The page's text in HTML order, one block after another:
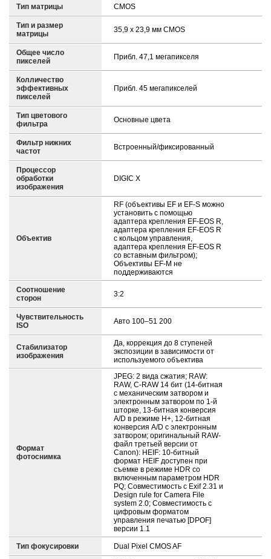
Тип матрицы CMOS
Тип и размер
матрицы
35,9 x 23,9 мм CMOS
Общее число
пикселей
Прибл. 47,1 мегапикселя
Колличество
эффективных
пикселей
Прибл. 45 мегапикселей
Тип цветового
фильтра
Основные цвета
Фильтр нижних
частот
Встроенный/фиксированный
Процессор
обработки
изображения
DIGIC X
Объектив
RF (объективы EF и EF-S можно
установить с помощью
адаптера крепления EF-EOS R,
адаптера крепления EF-EOS R
с кольцом управления,
адаптера крепления EF-EOS R
со вставным фильтром);
Объективы EF-M не
поддерживаются
Соотношение
сторон
3:2
Чувствительность
ISO
Авто 100–51 200
Стабилизатор
изображения
Да, коррекция до 8 ступеней
экспозиции в зависимости от
используемого объектива
Формат
фотоснимка
JPEG: 2 вида сжатия; RAW:
RAW, C-RAW 14 бит (14-битная
с механическим затвором и
электронным затвором по 1-й
шторке, 13-битная конверсия
A/D в режиме H+, 12-битная
конверсия A/D с электронным
затвором; оригинальный RAW-
файл третьей версии от
Canon): HEIF: 10-битный
формат HEIF доступен при
съемке в режиме HDR со
включенным параметром HDR
PQ; Совместимость с Exif 2.31 и
Design rule for Camera File
system 2.0; Совместимость с
цифровым форматом
управления печатью [DPOF]
версии 1.1
Тип фокусировки Dual Pixel CMOS AF